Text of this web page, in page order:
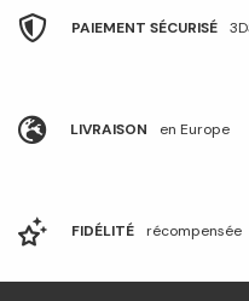
PAIEMENT SÉCURISÉ
LIVRAISON en Europe
FIDÉLITÉ récompensée